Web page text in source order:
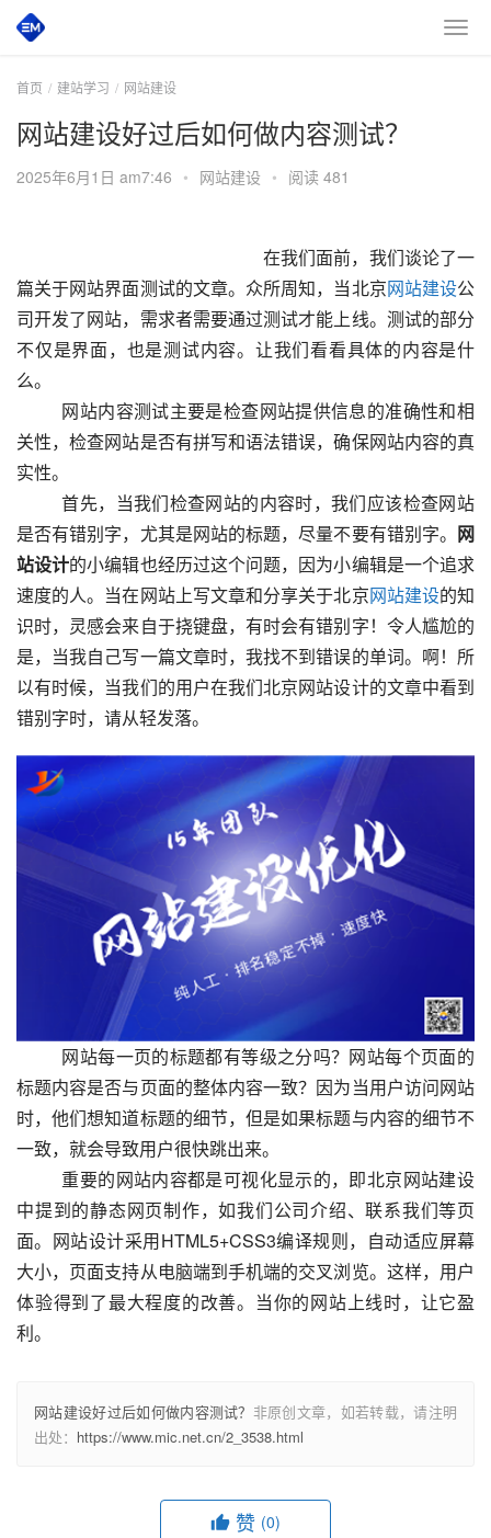
首页 建站学习 网站建设
网站建设好过后如何做内容测试？
2025年6月1日 am7:46 • 网站建设 • 阅读 481
篇关于网站界面测试的文章。众所周知，当北京网站建设公
司开发了网站，需求者需要通过测试才能上线。测试的部分
不仅是界面，也是测试内容。让我们看看具体的内容是什
么。
关性，检查网站是否有拼写和语法错误，确保网站内容的真
实性。
是否有错别字，尤其是网站的标题，尽量不要有错别字。 网
站设计的小编辑也经历过这个问题，因为小编辑是一个追求
速度的人。当在网站上写文章和分享关于北京网站建设的知
识时，灵感会来自于挠键盘，有时会有错别字！令人尴尬的
是，当我自己写一篇文章时，我找不到错误的单词。啊！所
以有时候，当我们的用户在我们北京网站设计的文章中看到
错别字时，请从轻发落。
标题内容是否与页面的整体内容一致？因为当用户访问网站
时，他们想知道标题的细节，但是如果标题与内容的细节不
一致，就会导致用户很快跳出来。
中提到的静态网页制作，如我们公司介绍、联系我们等页
面。网站设计采用HTML5+CSS3编译规则，自动适应屏幕
大小，页面支持从电脑端到手机端的交叉浏览。这样，用户
体验得到了最大程度的改善。当你的网站上线时，让它盈
网站建设好过后如何做内容测试？ 非原创文章，如若转载，请注明
出处： https://www.mic.net.cn/2_3538.html
赞 (0)